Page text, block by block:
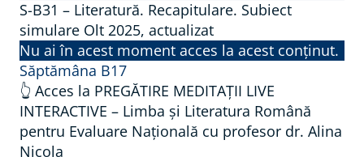
S-B31 – Literatură. Recapitulare. Subiect
simulare Olt 2025, actualizat
Nu ai în acest moment acces la acest conținut.
Săptămâna B17
👆 Acces la PREGĂTIRE MEDITAȚII LIVE
INTERACTIVE – Limba și Literatura Română
pentru Evaluare Națională cu profesor dr. Alina
Nicola